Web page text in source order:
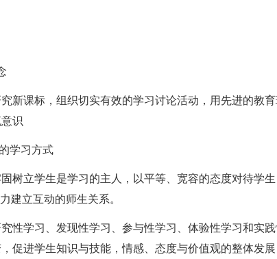
新课标，组织切实有效的学习讨论活动，用先进的教
识
学习方式
树立学生是学习的主人，以平等、宽容的态度对待学
建立互动的师生关系。
性学习、发现性学习、参与性学习、体验性学习和实
促进学生知识与技能，情感、态度与价值观的整体发